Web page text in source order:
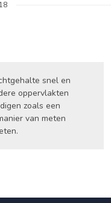
snel en
oppervlakten
zoals een
van meten